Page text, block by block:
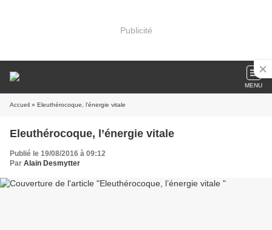
Publicité
MENU
Accueil » Eleuthérocoque, l’énergie vitale
Eleuthérocoque, l’énergie vitale
Publié le 19/08/2016 à 09:12
Par Alain Desmytter